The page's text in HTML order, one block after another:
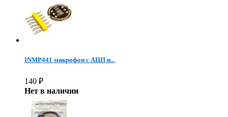
INMP441 микрофон c АЦП и...
140 ₽
Нет в наличии